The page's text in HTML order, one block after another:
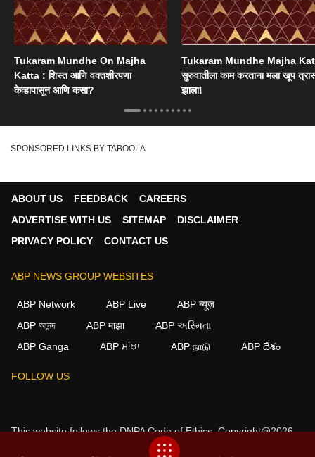
Tukaram Mundhe On Majha
Katta : शिस्त आणि वक्तशीरपणा
केव्हापासून आणि कसा?
Tukaram Mundhe Majha
सुरुवातीला काम करताना मला खूप
झाला!
SPONSORED LINKS BY TABOOLA
ABOUT US FEEDBACK
CAREERS
ADVERTISE WITH US
SITEMAP
DISCLAIMER
PRIVACY POLICY
CONTACT US
ABP NEWS GROUP WEBSITES
ABP Network ABP Live
ABP न्यूज़
ABP আনন্দ
ABP माझा
ABP અસ્મિતા
ABP Ganga
ABP ਸਾਂਝਾ ABP நாடு ABP దేశం
FOLLOW US
This website follows theDNPA Code of Ethics.Copyright@2026.
We use cookies to improve your experience, analyze